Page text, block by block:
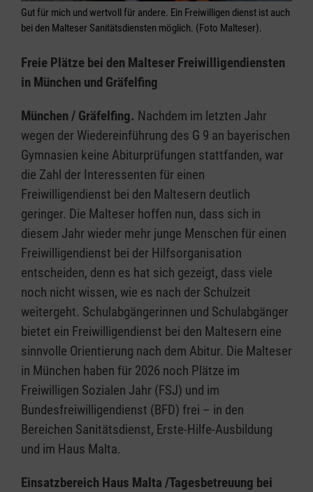
Gut für mich und wertvoll für andere. Ein Freiwilligen dienst ist auch
bei den Malteser Sanitätsdiensten möglich. (Foto Malteser).
Freie Plätze bei den Malteser Freiwilligendiensten
in München und Gräfelfing
München / Gräfelfing. Nachdem im letzten Jahr
wegen der Wiedereinführung des G 9 an bayerischen
Gymnasien keine Abiturprüfungen stattfanden, war
die Zahl der Interessenten für einen
Freiwilligendienst bei den Maltesern deutlich
geringer. Die Malteser hoffen nun, dass sich in
diesem Jahr wieder mehr junge Menschen für einen
Freiwilligendienst bei der Hilfsorganisation
entscheiden, denn es hat sich gezeigt, dass viele
noch nicht wissen, wie es nach der Schulzeit
weitergeht. Schulabgängerinnen und Schulabgänger
bietet ein Freiwilligendienst bei den Maltesern eine
sinnvolle Orientierung nach dem Abitur. Die Malteser
in München haben für 2026 noch Plätze im
Freiwilligen Sozialen Jahr (FSJ) und im
Bundesfreiwilligendienst (BFD) frei – in den
Bereichen Sanitätsdienst, Erste-Hilfe-Ausbildung
und im Haus Malta.
Einsatzbereich Haus Malta /Tagesbetreuung bei